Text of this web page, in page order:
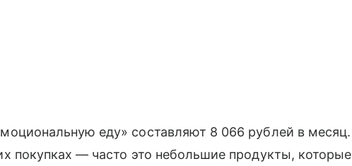
еду» составляют 8 066 рублей в месяц.
покупках — часто это небольшие продукты, которые